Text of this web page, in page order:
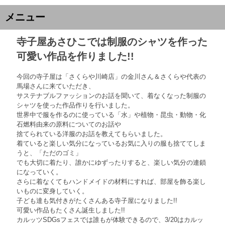
メニュー
寺子屋あさひこでは制服のシャツを作った
可愛い作品を作りました!!
今回の寺子屋は「さくらや川崎店」の金川さん＆さくらや代表の
馬場さんに来ていただき、
サステナブルファッションのお話を聞いて、着なくなった制服の
シャツを使った作品作りを行いました。
世界中で服を作るのに使っている「水」や植物・昆虫・動物・化
石燃料由来の原料についてのお話や
捨てられている洋服のお話を教えてもらいました。
着ていると楽しい気分になっているお気に入りの服も捨ててしま
うと、「ただのゴミ」
でも大切に着たり、誰かにゆずったりすると、楽しい気分の連鎖
になっていく。
さらに着なくてもハンドメイドの材料にすれば、部屋を飾る楽し
いものに変身していく。
子ども達も気付きがたくさんある寺子屋になりました!!
可愛い作品もたくさん誕生しました!!
カルッツSDGsフェスでは誰もが体験できるので、3/20はカルッ